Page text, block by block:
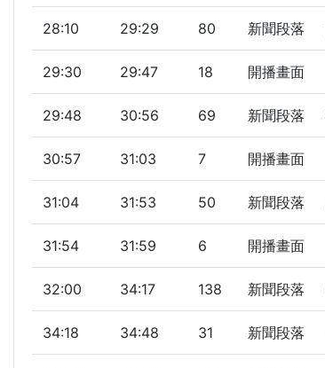
28:10 29:29 80 新聞段落
29:30 29:47 18 開播畫面
29:48 30:56 69 新聞段落
30:57 31:03 7 開播畫面
31:04 31:53 50 新聞段落
31:54 31:59 6 開播畫面
32:00 34:17 138 新聞段落
34:18 34:48 31 新聞段落